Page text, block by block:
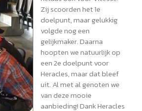
Zij scoorden het 1e
doelpunt, maar gelukkig
volgde nog een
gelijkmaker. Daarna
hoopten we natuurlijk op
een 2e doelpunt voor
Heracles, maar dat bleef
uit. Al met al genoten we
van deze mooie
aanbieding! Dank Heracles